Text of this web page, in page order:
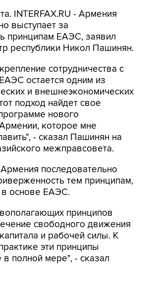
INTERFAX.RU - Армения
выступает за
принципам ЕАЭС, заявил
республики Никол Пашинян.
сотрудничества с
остается одним из
и внешнеэкономических
подход найдет свое
нового
которое мне
- сказал Пашинян на
межправсовета.
последовательно
тем принципам,
основе ЕАЭС.
принципов
свободного движения
и рабочей силы. К
эти принципы
в полной мере", - сказал